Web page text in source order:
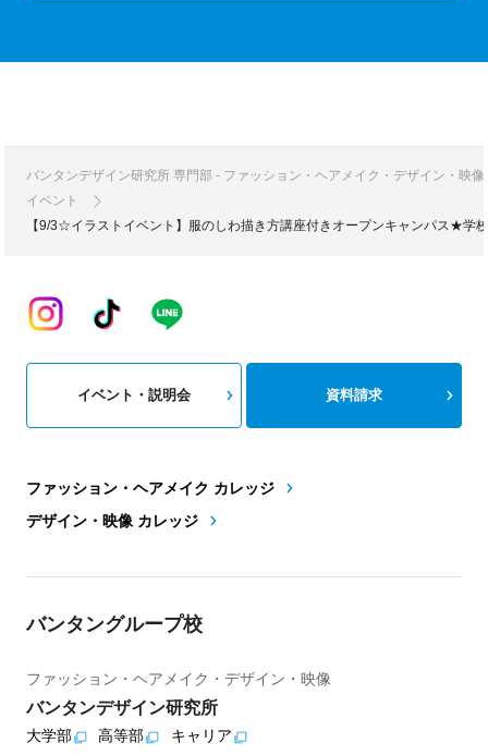
バンタンデザイン研究所 専門部 - ファッション・ヘアメイク・デザイン・映
イベント
【9/3☆イラストイベント】服のしわ描き方講座付きオープンキャンパス★学
ファッション・ヘアメイク カレッジ
デザイン・映像 カレッジ
イベント・説明会 資料請求
バンタングループ校
ファッション・ヘアメイク・デザイン・映像
バンタンデザイン研究所
大学部 高等部 キャリア